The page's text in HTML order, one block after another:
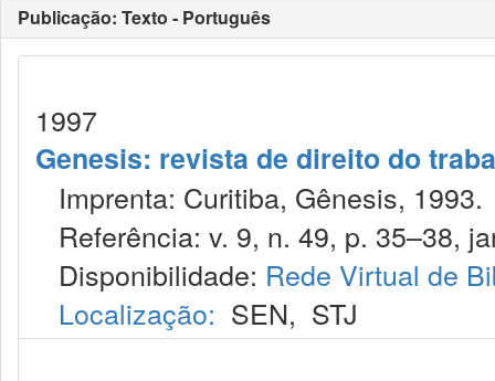
Publicação: Texto - Português
1997
Genesis: revista de direito do
Imprenta: Curitiba, Gênesis, 1993.
Referência: v. 9, n. 49, p. 35–38,
Disponibilidade: Rede Virtual de
Localização: SEN, STJ